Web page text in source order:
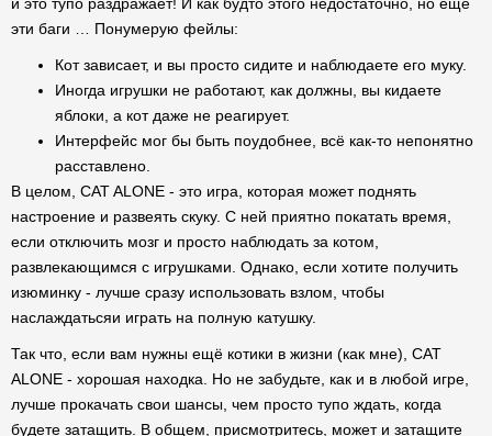
эти баги … Понумерую фейлы:
Кот зависает, и вы просто сидите и наблюдаете его муку.
Иногда игрушки не работают, как должны, вы кидаете
яблоки, а кот даже не реагирует.
Интерфейс мог бы быть поудобнее, всё как-то непонятно
расставлено.
В целом, CAT ALONE - это игра, которая может поднять
настроение и развеять скуку. С ней приятно покатать время,
если отключить мозг и просто наблюдать за котом,
развлекающимся с игрушками. Однако, если хотите получить
изюминку - лучше сразу использовать взлом, чтобы
наслаждатьсяи играть на полную катушку.
Так что, если вам нужны ещё котики в жизни (как мне), CAT
ALONE - хорошая находка. Но не забудьте, как и в любой игре,
лучше прокачать свои шансы, чем просто тупо ждать, когда
будете затащить. В общем, присмотритесь, может и затащите